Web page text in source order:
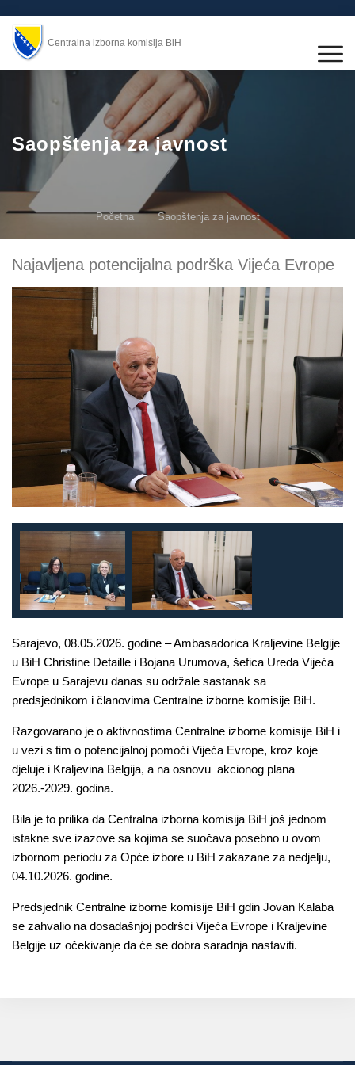
Centralna izborna komisija BiH
Saopštenja za javnost
Početna Saopštenja za javnost
Najavljena potencijalna podrška Vijeća Evrope
Sarajevo, 08.05.2026. godine – Ambasadorica Kraljevine Belgije
u BiH Christine Detaille i Bojana Urumova, šefica Ureda Vijeća
Evrope u Sarajevu danas su održale sastanak sa
predsjednikom i članovima Centralne izborne komisije BiH.
Razgovarano je o aktivnostima Centralne izborne komisije BiH i
u vezi s tim o potencijalnoj pomoći Vijeća Evrope, kroz koje
djeluje i Kraljevina Belgija, a na osnovu akcionog plana
2026.-2029. godina.
Bila je to prilika da Centralna izborna komisija BiH još jednom
istakne sve izazove sa kojima se suočava posebno u ovom
izbornom periodu za Opće izbore u BiH zakazane za nedjelju,
04.10.2026. godine.
Predsjednik Centralne izborne komisije BiH gdin Jovan Kalaba
se zahvalio na dosadašnjoj podršci Vijeća Evrope i Kraljevine
Belgije uz očekivanje da će se dobra saradnja nastaviti.